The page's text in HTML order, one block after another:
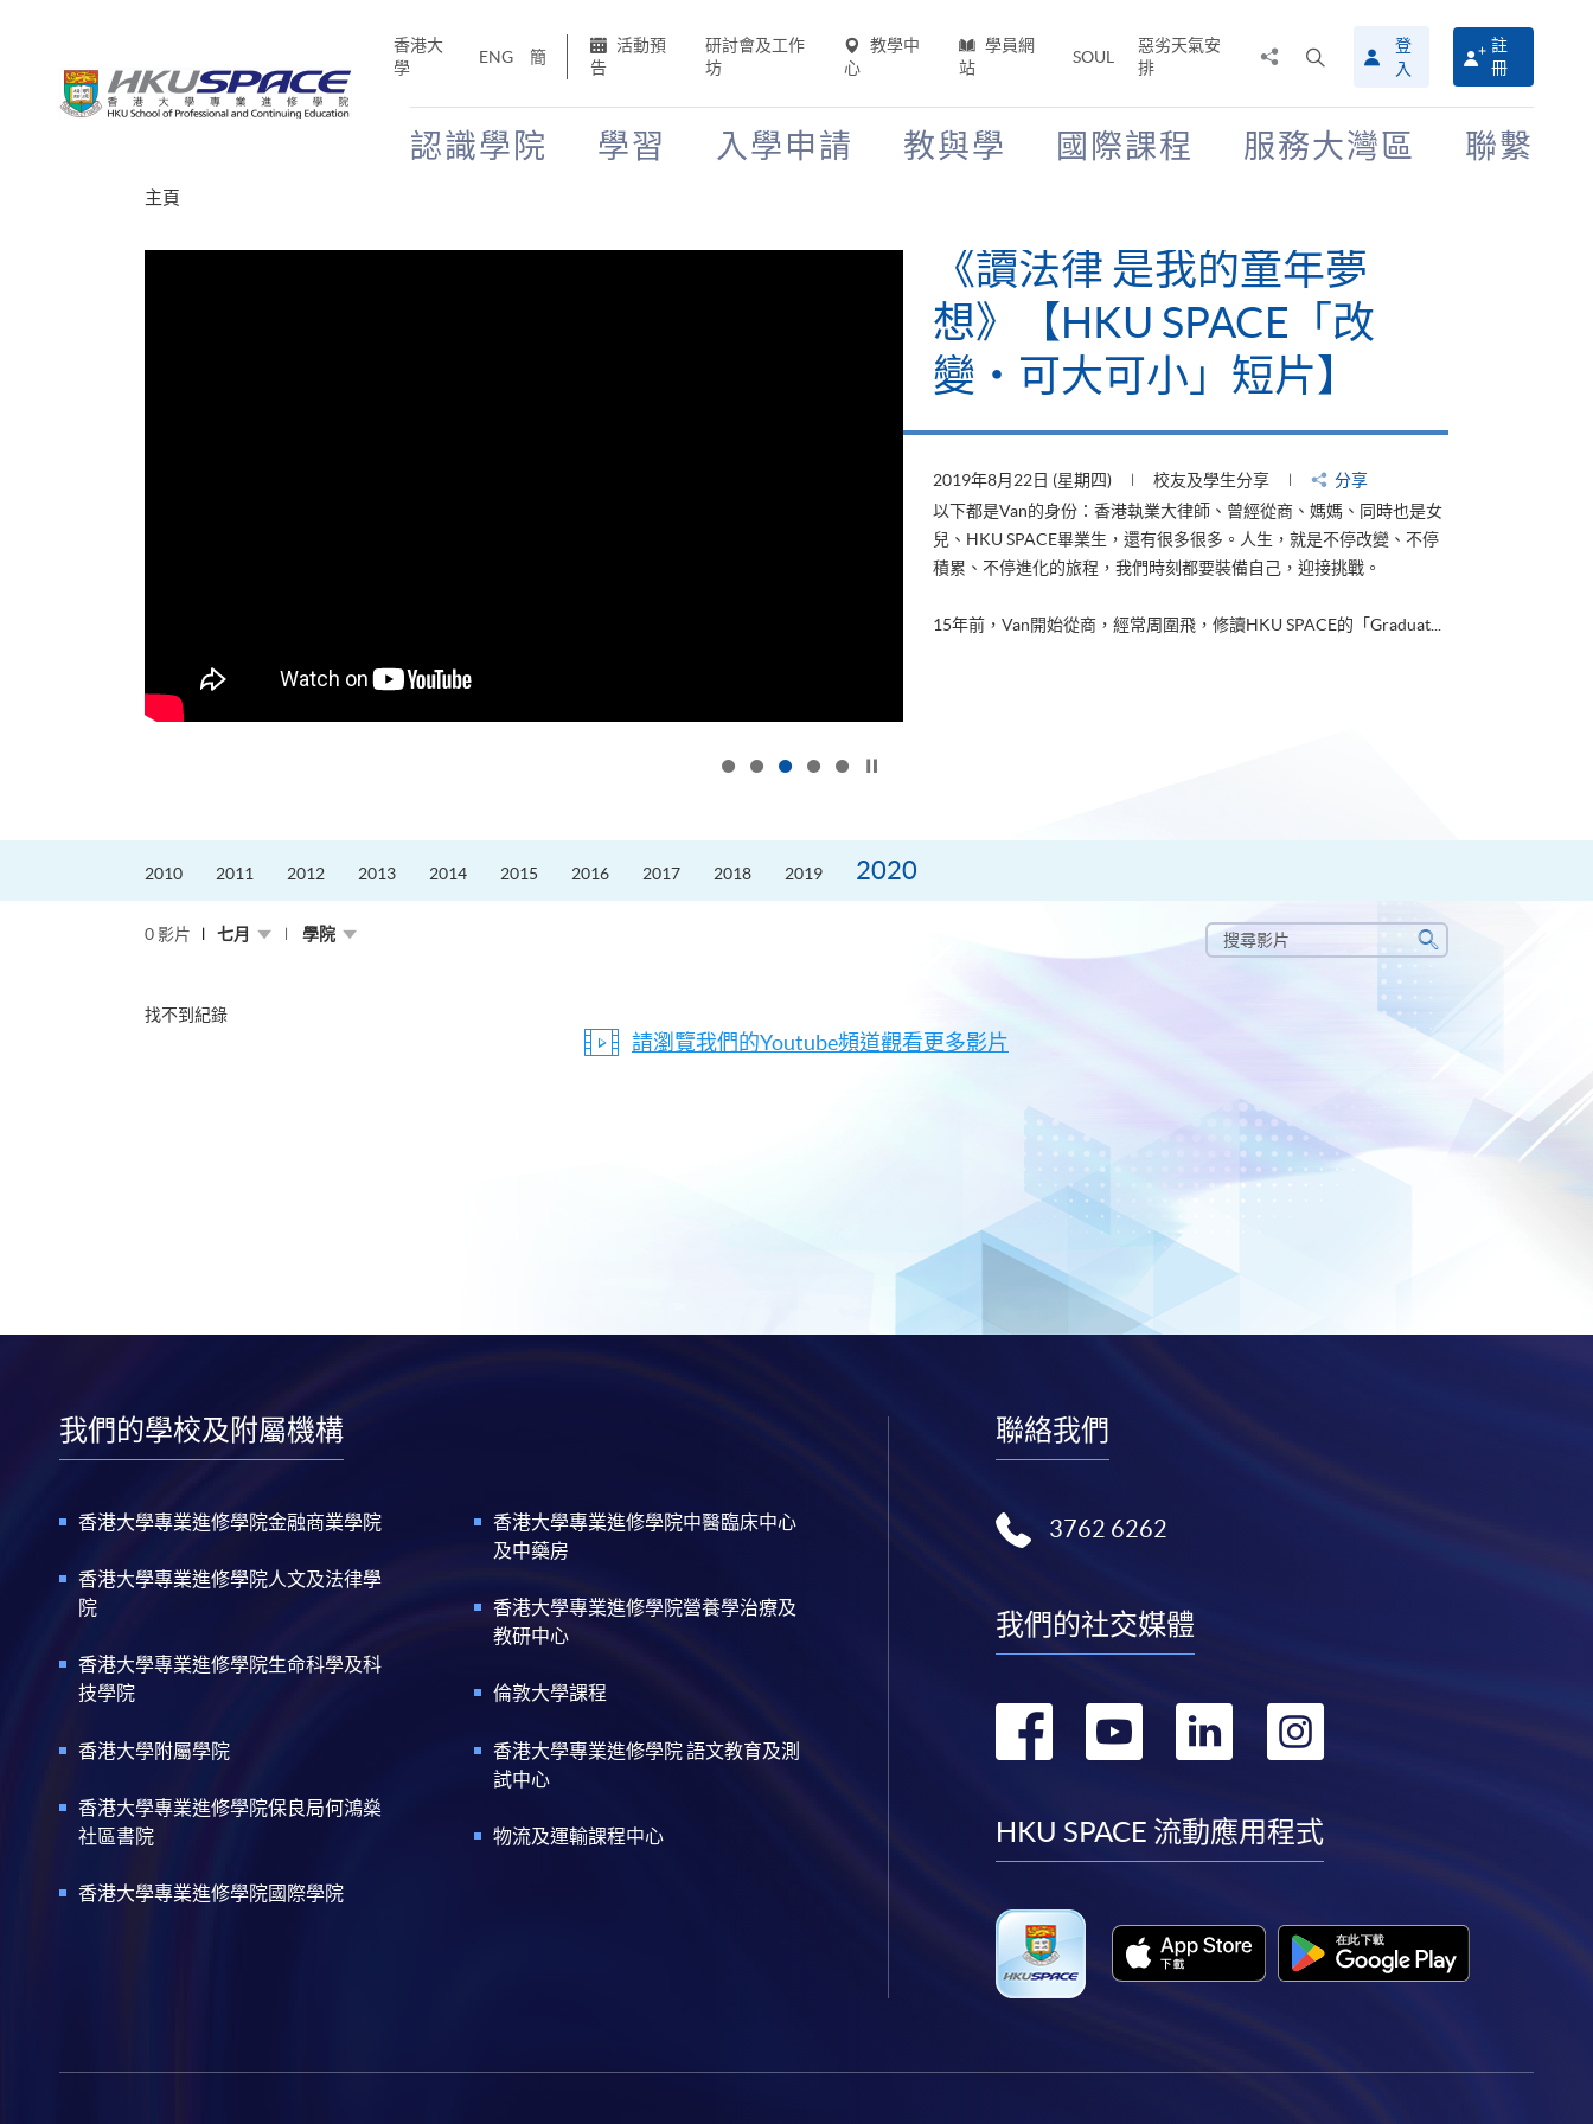
香港大
學
ENG 簡
活動預
告
研討會及工作
坊
教學中
心
學員網
站
SOUL
惡劣天氣安
排
搜
尋
介
登
入
註
冊
認識學院 學習 入學申請 教與學 國際課程 服務大灣區 聯繫
主頁
《讀法律 是我的童年夢
想》【HKU SPACE「改
變‧可大可小」短片】
2019年8月22日 (星期四) 校友及學生分享
分享
以下都是Van的身份：香港執業大律師、曾經從商、媽媽、同時也是女
兒、HKU SPACE畢業生，還有很多很多。人生，就是不停改變、不停
積累、不停進化的旅程，我們時刻都要裝備自己，迎接挑戰。
15年前，Van開始從商，經常周圍飛，修讀HKU SPACE的「Graduat...
2010 2011 2012 2013 2014 2015 2016 2017 2018 2019 2020
0 影片 七月 學院
搜
尋
搜
尋
找不到紀錄
請瀏覽我們的Youtube頻道觀看更多影片
我們的學校及附屬機構
香港大學專業進修學院金融商業學院
香港大學專業進修學院人文及法律學
院
香港大學專業進修學院生命科學及科
技學院
香港大學附屬學院
香港大學專業進修學院保良局何鴻燊
社區書院
香港大學專業進修學院國際學院
香港大學專業進修學院中醫臨床中心
及中藥房
香港大學專業進修學院營養學治療及
教研中心
倫敦大學課程
香港大學專業進修學院 語文教育及測
試中心
物流及運輸課程中心
聯絡我們
3762 6262
我們的社交媒體
轉
facebook
轉
youtube
轉
linkedin
轉
instagram
HKU SPACE 流動應用程式